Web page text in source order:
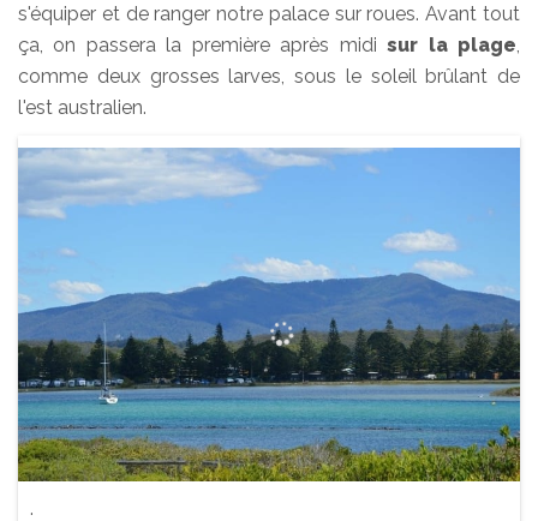
s'équiper et de ranger notre palace sur roues. Avant tout
ça, on passera la première après midisur la plage,
comme deux grosses larves, sous le soleil brûlant de
l'est australien.
.